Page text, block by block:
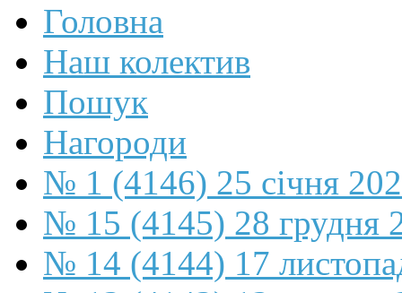
Головна
Наш колектив
Пошук
Нагороди
№ 1 (4146) 25 січня
№ 15 (4145) 28 грудня
№ 14 (4144) 17